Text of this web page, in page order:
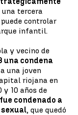
una tercera
controlar
infantil.
y vecino de
una condena
a una joven
riojana en
y 10 años de
condenado a
, que quedó